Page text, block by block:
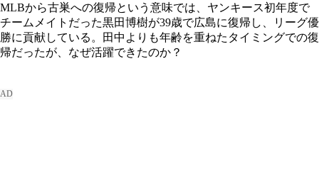
MLBから古巣への復帰という意味では、ヤンキース初年度で
チームメイトだった黒田博樹が39歳で広島に復帰し、リーグ優
勝に貢献している。田中よりも年齢を重ねたタイミングでの復
帰だったが、なぜ活躍できたのか？